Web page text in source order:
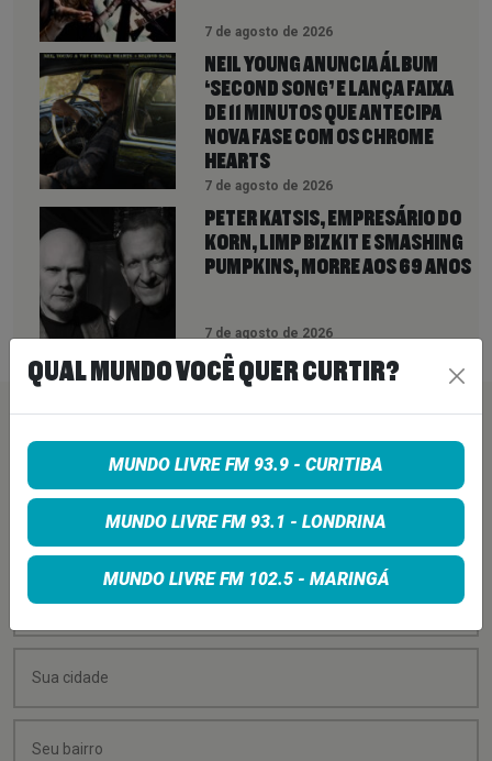
7 de agosto de 2026
NEIL YOUNG ANUNCIA ÁLBUM
‘SECOND SONG’ E LANÇA FAIXA
DE 11 MINUTOS QUE ANTECIPA
NOVA FASE COM OS CHROME
HEARTS
7 de agosto de 2026
PETER KATSIS, EMPRESÁRIO DO
KORN, LIMP BIZKIT E SMASHING
PUMPKINS, MORRE AOS 69 ANOS
7 de agosto de 2026
PEÇA SUA MÚSICA
Quer sugerir uma música para rolar na minha
programação? É só preencher os campos abaixo:
QUAL MUNDO VOCÊ QUER CURTIR?
MUNDO LIVRE FM 93.9 - CURITIBA
MUNDO LIVRE FM 93.1 - LONDRINA
MUNDO LIVRE FM 102.5 - MARINGÁ